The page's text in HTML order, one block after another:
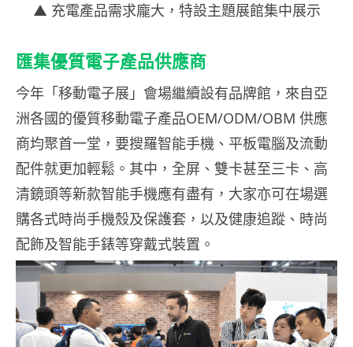
▲ 充電產品需求龐大，特設主題展館集中展示
匯集優質電子產品供應商
今年「移動電子展」會場繼續設有品牌館，來自亞
洲各國的優質移動電子產品OEM/ODM/OBM 供應
商均聚首一堂，要搜羅智能手機、平板電腦及流動
配件就更加輕鬆。其中，全屏、雙卡甚至三卡、高
清鏡頭等新款智能手機應有盡有，大家亦可在場選
購各式時尚手機殼及保護套，以及健康追蹤、時尚
配飾及智能手錶等穿戴式裝置。